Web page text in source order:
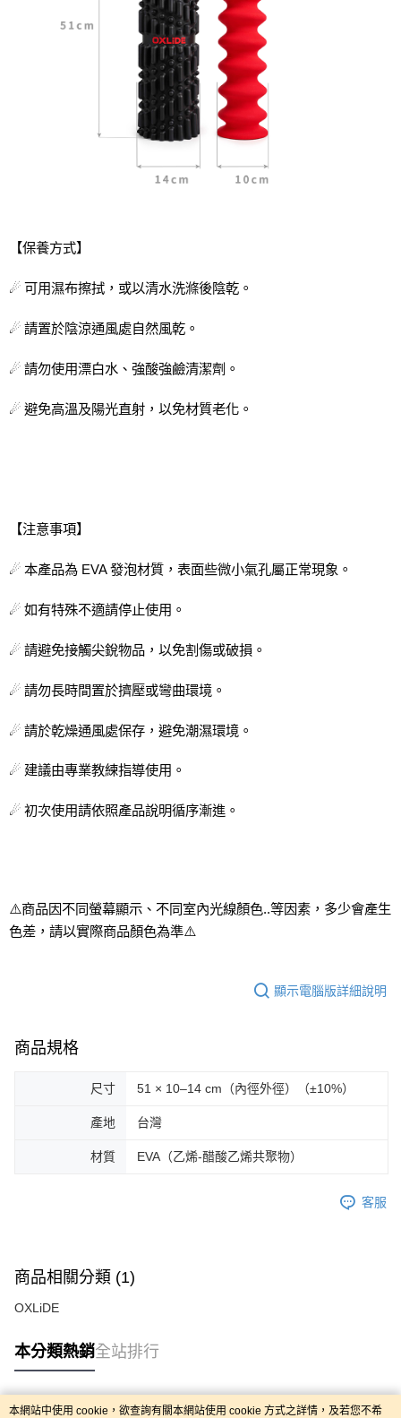
【保養方式】
☄ 可用濕布擦拭，或以清水洗滌後陰乾。
☄ 請置於陰涼通風處自然風乾。
☄ 請勿使用漂白水、強酸強鹼清潔劑。
☄ 避免高溫及陽光直射，以免材質老化。
【注意事項】
☄ 本產品為 EVA 發泡材質，表面些微小氣孔屬正常現象。
☄ 如有特殊不適請停止使用。
☄ 請避免接觸尖銳物品，以免割傷或破損。
☄ 請勿長時間置於擠壓或彎曲環境。
☄ 請於乾燥通風處保存，避免潮濕環境。
☄ 建議由專業教練指導使用。
☄ 初次使用請依照產品說明循序漸進。
⚠️商品因不同螢幕顯示、不同室內光線顏色..等因素，多少會產生
色差，請以實際商品顏色為準⚠️
顯示電腦版詳細說明
商品規格
尺寸 51 × 10–14 cm（內徑外徑）（±10%）
產地 台灣
材質 EVA（乙烯-醋酸乙烯共聚物）
客服
商品相關分類 (1)
OXLiDE
本分類熱銷全站排行
本網站中使用 cookie，欲查詢有關本網站使用 cookie 方式之詳情，及若您不希